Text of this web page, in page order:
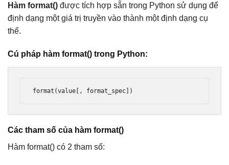
Hàm format() được tích hợp sẵn trong Python sử dụng để
định dạng một giá trị truyền vào thành một định dạng cụ
thể.
Cú pháp hàm format() trong Python:
format(value[, format_spec])
Các tham số của hàm format()
Hàm format() có 2 tham số: